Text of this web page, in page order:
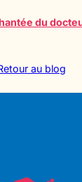
du
au blog